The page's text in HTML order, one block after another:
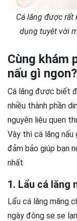
Cá lăng được
dụng tuyệt vời
Cùng khám
nấu gì ngon?
Cá lăng được biết
nhiều thành phần
nguyên liệu quen
Vậy thì cá lăng
đảm bảo giúp bạn
nhất.
1. Lẩu cá lăng
Lẩu cá lăng măng
ngày đông se se